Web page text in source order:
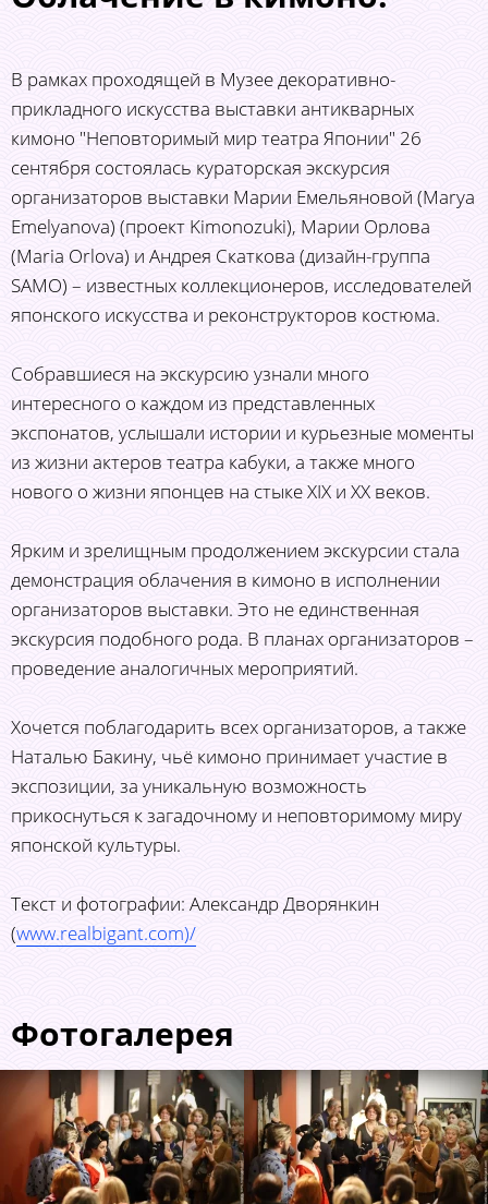
В рамках проходящей в Музее декоративно-
прикладного искусства выставки антикварных
кимоно "Неповторимый мир театра Японии" 26
сентября состоялась кураторская экскурсия
организаторов выставки Марии Емельяновой (Marya
Emelyanova) (проект Kimonozuki), Марии Орлова
(Maria Orlova) и Андрея Скаткова (дизайн-группа
SAMO) – известных коллекционеров, исследователей
японского искусства и реконструкторов костюма.
Собравшиеся на экскурсию узнали много
интересного о каждом из представленных
экспонатов, услышали истории и курьезные моменты
из жизни актеров театра кабуки, а также много
нового о жизни японцев на стыке XIX и XX веков.
Ярким и зрелищным продолжением экскурсии стала
демонстрация облачения в кимоно в исполнении
организаторов выставки. Это не единственная
экскурсия подобного рода. В планах организаторов –
проведение аналогичных мероприятий.
Хочется поблагодарить всех организаторов, а также
Наталью Бакину, чьё кимоно принимает участие в
экспозиции, за уникальную возможность
прикоснуться к загадочному и неповторимому миру
японской культуры.
Текст и фотографии: Александр Дворянкин
(www.realbigant.com)/
Фотогалерея